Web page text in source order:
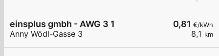
0,81 €/kWh
8,1 km
einsplus gmbh - AWG 3 1
Anny Wödl-Gasse 3